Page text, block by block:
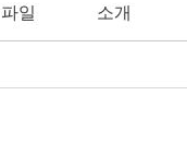
파일 소개